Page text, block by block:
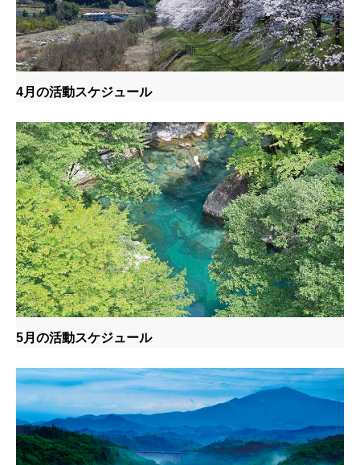
4月の活動スケジュール
5月の活動スケジュール